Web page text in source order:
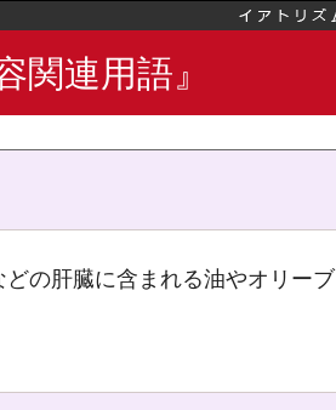
連用語』
の肝臓に含まれる油やオリーブ